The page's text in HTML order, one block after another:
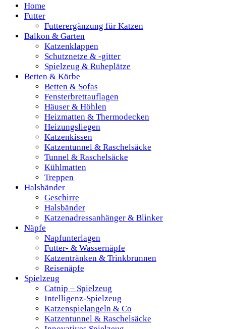
Home
Futter
Futterergänzung für Katzen
Balkon & Garten
Katzenklappen
Schutznetze & -gitter
Spielzeug & Ruheplätze
Betten & Körbe
Betten & Sofas
Fensterbrettauflagen
Häuser & Höhlen
Heizmatten & Thermodecken
Heizungsliegen
Katzenkissen
Katzentunnel & Raschelsäcke
Tunnel & Raschelsäcke
Kühlmatten
Treppen
Halsbänder
Geschirre
Halsbänder
Katzenadressanhänger & Blinker
Näpfe
Napfunterlagen
Futter- & Wassernäpfe
Katzentränken & Trinkbrunnen
Reisenäpfe
Spielzeug
Catnip – Spielzeug
Intelligenz-Spielzeug
Katzenspielangeln & Co
Katzentunnel & Raschelsäcke